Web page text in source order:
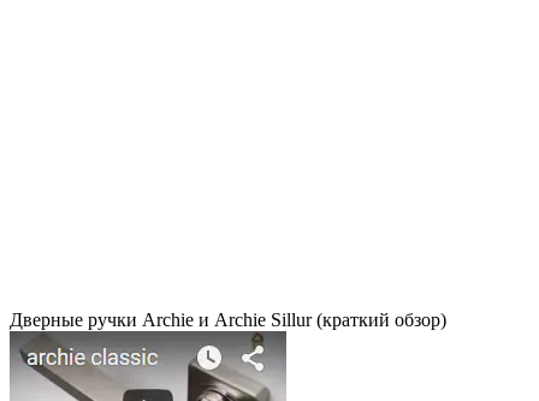
Дверные ручки Archie и Archie Sillur (краткий обзор)